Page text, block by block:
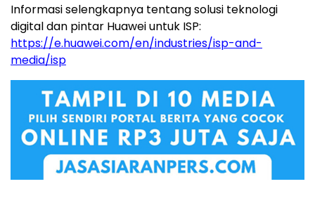
Informasi selengkapnya tentang solusi teknologi
digital dan pintar Huawei untuk ISP:
https://e.huawei.com/en/industries/isp-and-
media/isp